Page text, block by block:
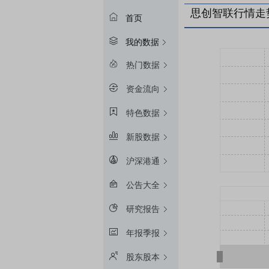
首页
我的数据
热门数据
资金流向
特色数据
新股数据
沪深港通
公告大全
研究报告
年报季报
股东股本
思创智联行情走